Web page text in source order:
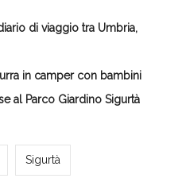
una
nuovadi viaggio tra Umbria,
in camper con bambini
al Parco Giardino Sigurtà
Sigurtà